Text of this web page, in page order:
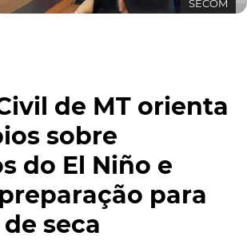
SECOM
de MT orienta
sobre
do El Niño e
para
seca